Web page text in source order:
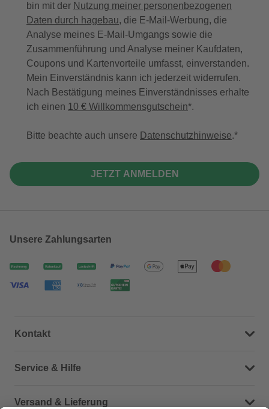
bin mit der Nutzung meiner personenbezogenen
Daten durch hagebau, die E-Mail-Werbung, die
Analyse meines E-Mail-Umgangs sowie die
Zusammenführung und Analyse meiner Kaufdaten,
Coupons und Kartenvorteile umfasst, einverstanden.
Mein Einverständnis kann ich jederzeit widerrufen.
Nach Bestätigung meines Einverständnisses erhalte
ich einen 10 € Willkommensgutschein*.
Bitte beachte auch unsere Datenschutzhinweise.
JETZT ANMELDEN
Unsere Zahlungsarten
Kontakt
Dein Kontakt zu uns
Service & Hilfe
Häufige Fragen (FAQ)
Versand & Lieferung